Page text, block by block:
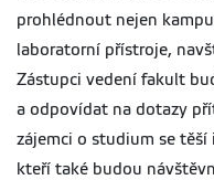
prohlédnout nejen
laboratorní přístroje,
Zástupci vedení fakult
a odpovídat na dotazy
zájemci o studium se
kteří také budou